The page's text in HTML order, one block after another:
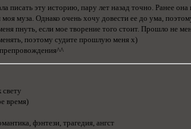
писать эту историю, пару лет назад точно. Ранее
моя муза. Однако очень хочу довести ее до ума,
пнуть, если мое творение того стоит. Прошло не
поэтому судите прошлую меня х)
время)
фэнтези, трагедия, ангст